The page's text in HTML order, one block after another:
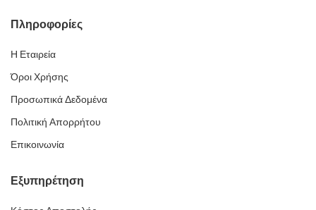
Πληροφορίες
Η Εταιρεία
Όροι Χρήσης
Προσωπικά Δεδομένα
Πολιτική Απορρήτου
Επικοινωνία
Εξυπηρέτηση